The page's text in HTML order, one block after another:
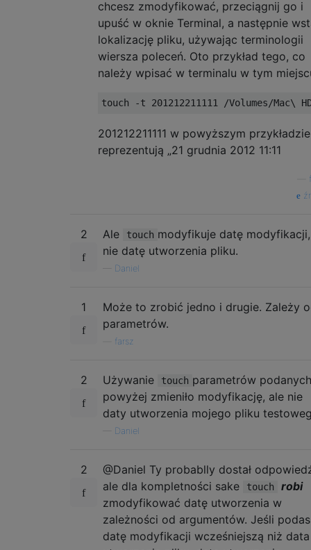
chcesz zmodyfikować, przeciągnij go i
upuść w oknie Terminal, a następnie
lokalizację pliku, używając terminologii
wiersza poleceń. Oto przykład tego, co
należy wpisać w terminalu w tym
201212211111 w powyższym przykładzie
reprezentują „21 grudnia 2012 11:11
2 Ale touch modyfikuje datę
nie datę utworzenia pliku.
Daniel
1
Może to zrobić jedno i drugie. Zależy
parametrów.
farsz
2 Używanie touch parametrów podanych
powyżej zmieniło modyfikację, ale nie
daty utworzenia mojego pliku
Daniel
2
@Daniel Ty probablly dostał
ale dla kompletności sake
touch
robi
zmodyfikować datę utworzenia w
zależności od argumentów. Jeśli
datę modyfikacji wcześniejszą niż data